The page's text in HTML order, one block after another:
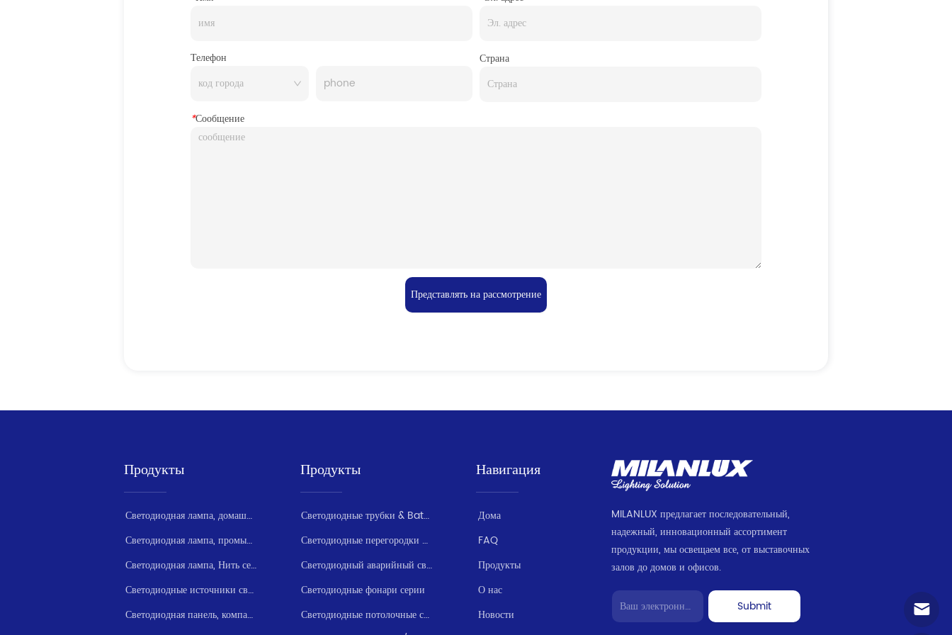
Телефон Страна
*Сообщение
Представлять на рассмотрение
Продукты
Светодиодная лампа, домашняя серия
Светодиодная лампа, промышленная серия
Светодиодная лампа, Нить серии
Светодиодные источники света серии
Светодиодная панель, компактная серия
Продукты
Светодиодные трубки & Batten серии
Светодиодные перегородки / Влагозащищенные
Светодиодный аварийный свет серии
Светодиодные фонари серии
Светодиодные потолочные светильники
Навигация
Дома
FAQ
Продукты
О нас
Новости
MILANLUX предлагает последовательный,
надежный, инновационный ассортимент
продукции, мы освещаем все, от выставочных
залов до домов и офисов.
Submit